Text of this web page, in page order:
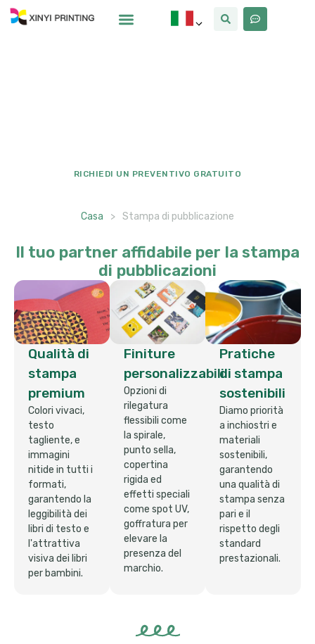
RICHIEDI UN PREVENTIVO GRATUITO
Casa > Stampa di pubblicazione
Il tuo partner affidabile per la stampa
di pubblicazioni
Qualità di
stampa
premium
Colori vivaci,
testo
tagliente, e
immagini
nitide in tutti i
formati,
garantendo la
leggibilità dei
libri di testo e
l'attrattiva
visiva dei libri
per bambini.
Finiture
personalizzabili
Opzioni di
rilegatura
flessibili come
la spirale,
punto sella,
copertina
rigida ed
effetti speciali
come spot UV,
goffratura per
elevare la
presenza del
marchio.
Pratiche
di stampa
sostenibili
Diamo priorità
a inchiostri e
materiali
sostenibili,
garantendo
una qualità di
stampa senza
pari e il
rispetto degli
standard
prestazionali.